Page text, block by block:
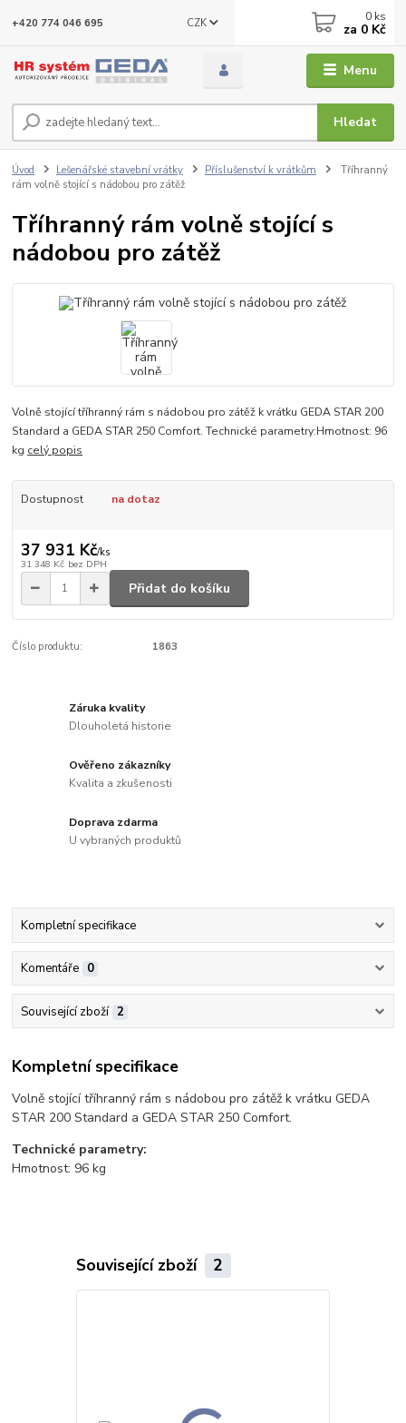
Menu
CZK
Hledat
+420 774 046 695 0 ks
za 0 Kč
Úvod Lešenářské stavební vrátky Příslušenství k vrátkům
Tříhranný
rám volně stojící s nádobou pro zátěž
Tříhranný rám volně stojící s
nádobou pro zátěž
Volně stojící tříhranný rám s nádobou pro zátěž k vrátku GEDA STAR 200
Standard a GEDA STAR 250 Comfort. Technické parametry:Hmotnost: 96
kg celý popis
Dostupnost na dotaz
37 931 Kč/ks
31 348 Kč bez DPH
Přidat do košíku
Číslo produktu: 1863
Záruka kvality
Dlouholetá historie
Ověřeno zákazníky
Kvalita a zkušenosti
Doprava zdarma
U vybraných produktů
Kompletní specifikace
Komentáře 0
Související zboží 2
Kompletní specifikace
Volně stojící tříhranný rám s nádobou pro zátěž k vrátku GEDA
STAR 200 Standard a GEDA STAR 250 Comfort.
Technické parametry:
Hmotnost: 96 kg
Související zboží 2